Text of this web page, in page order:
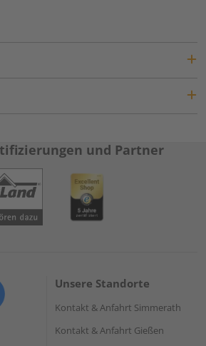
und Partner
Unsere Standorte
Kontakt & Anfahrt Simmerath
Kontakt & Anfahrt Gießen